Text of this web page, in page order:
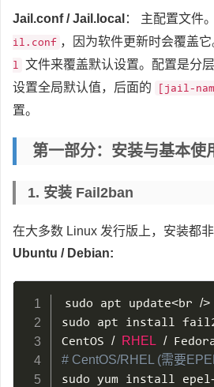
Jail.conf / Jail.local ： 主配置文件
il.conf ，因为软件更新时会覆盖它
l 文件来覆盖默认设置。配置是分层
设置全局默认值，后面的
[jail-
置。
第一部分：安装与基本使
1. 安装 Fail2ban
在大多数 Linux 发行版上，安装都非
Ubuntu / Debian:
sudo apt update<br />
sudo apt install
CentOS / RHEL /
# CentOS/RHEL (需要
sudo yum install epel-